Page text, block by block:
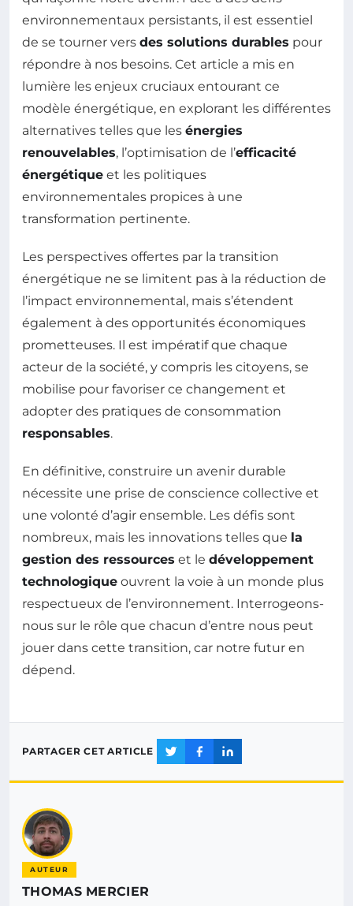
environnementaux persistants, il est essentiel
de se tourner vers des solutions durables pour
répondre à nos besoins. Cet article a mis en
lumière les enjeux cruciaux entourant ce
modèle énergétique, en explorant les différentes
alternatives telles que les énergies
renouvelables, l’optimisation de l’efficacité
énergétique et les politiques
environnementales propices à une
transformation pertinente.
Les perspectives offertes par la transition
énergétique ne se limitent pas à la réduction de
l’impact environnemental, mais s’étendent
également à des opportunités économiques
prometteuses. Il est impératif que chaque
acteur de la société, y compris les citoyens, se
mobilise pour favoriser ce changement et
adopter des pratiques de consommation
responsables.
En définitive, construire un avenir durable
nécessite une prise de conscience collective et
une volonté d’agir ensemble. Les défis sont
nombreux, mais les innovations telles que la
gestion des ressources et le développement
technologique ouvrent la voie à un monde plus
respectueux de l’environnement. Interrogeons-
nous sur le rôle que chacun d’entre nous peut
jouer dans cette transition, car notre futur en
dépend.
PARTAGER CET ARTICLE
AUTEUR
THOMAS MERCIER